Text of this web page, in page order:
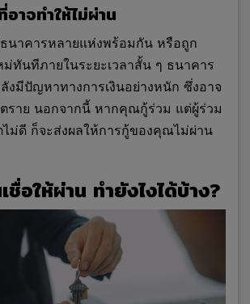
าจทำให้ไม่ผ่าน
นาคารหลายแห่งพร้อมกัน หรือถูก
ม่ทันทีภายในระยะเวลาสั้น ๆ ธนาคาร
งมีปัญหาทางการเงินอย่างหนัก ซึ่งอาจ
าย นอกจากนี้ หากคุณกู้ร่วม แต่ผู้ร่วม
ไม่ดี ก็จะส่งผลให้การกู้ของคุณไม่ผ่าน
อให้ผ่าน ทำยังไงได้บ้าง?